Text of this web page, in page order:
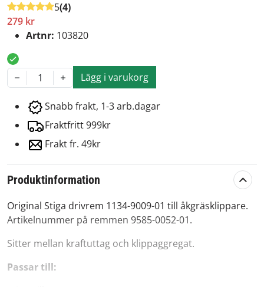
5(4)
279 kr
Artnr: 103820
1 Lägg i varukorg
Snabb frakt, 1-3 arb.dagar
Fraktfritt 999kr
Frakt fr. 49kr
Produktinformation
Original Stiga drivrem 1134-9009-01 till åkgräsklippare.
Artikelnummer på remmen 9585-0052-01.
Sitter mellan kraftuttag och klippaggregat.
Passar till: